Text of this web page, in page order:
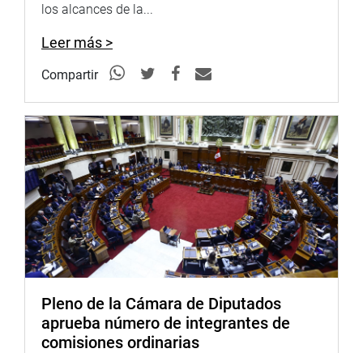
los alcances de la...
Leer más >
Compartir
Pleno de la Cámara de Diputados
aprueba número de integrantes de
comisiones ordinarias